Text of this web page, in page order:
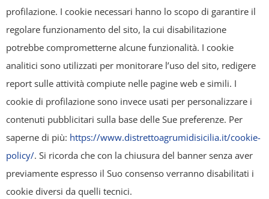
grafica ed il layout) sono di proprietà del "Distretto Produttivo Agrumi di
Sicilia" e tutelati dal diritto d’autore. È pertanto vietato copiarli,
pubblicarli, riscriverli, commercializzarli, distribuirli, anche soltanto in
parte. Tutti i documenti presenti su questo sito, disponibili gratuitamente
per il download, sono da intendere esclusivamente per uso personale.
Possono essere ridistribuiti, sempre gratuitamente e senza alcun fine
forma (testi, immagini, grafica, layout), mantenendo chiaramente
profilazione. I cookie necessari hanno lo scopo di garantire il
regolare funzionamento del sito, la cui disabilitazione
potrebbe comprometterne alcune funzionalità. I cookie
analitici sono utilizzati per monitorare l’uso del sito, redigere
report sulle attività compiute nelle pagine web e simili. I
cookie di profilazione sono invece usati per personalizzare i
contenuti pubblicitari sulla base delle Sue preferenze. Per
saperne di più: https://www.distrettoagrumidisicilia.it/cookie-
policy/. Si ricorda che con la chiusura del banner senza aver
previamente espresso il Suo consenso verranno disabilitati i
cookie diversi da quelli tecnici.